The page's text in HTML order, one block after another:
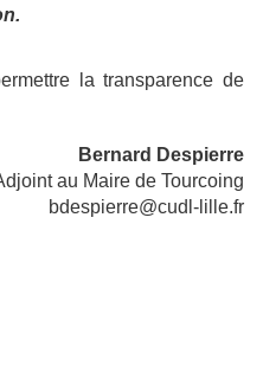
la transparence de
Bernard Despierre
au Maire de Tourcoing
bdespierre@cudl-lille.fr